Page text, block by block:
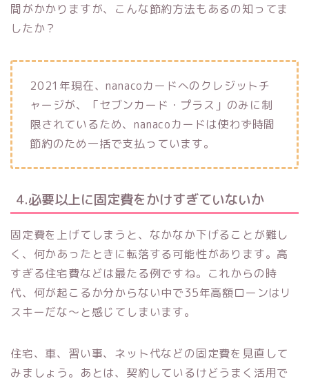
間がかかりますが、こんな節約方法もあるの知ってま
したか？
2021年現在、nanacoカードへのクレジットチ
ャージが、「セブンカード・プラス」のみに制
限されているため、nanacoカードは使わず時間
節約のため一括で支払っています。
4.必要以上に固定費をかけすぎていないか
固定費を上げてしまうと、なかなか下げることが難し
く、何かあったときに転落する可能性があります。高
すぎる住宅費などは最たる例ですね。これからの時
代、何が起こるか分からない中で35年高額ローンはリ
スキーだな〜と感じてしまいます。
住宅、車、習い事、ネット代などの固定費を見直して
みましょう。あとは、契約しているけどうまく活用で